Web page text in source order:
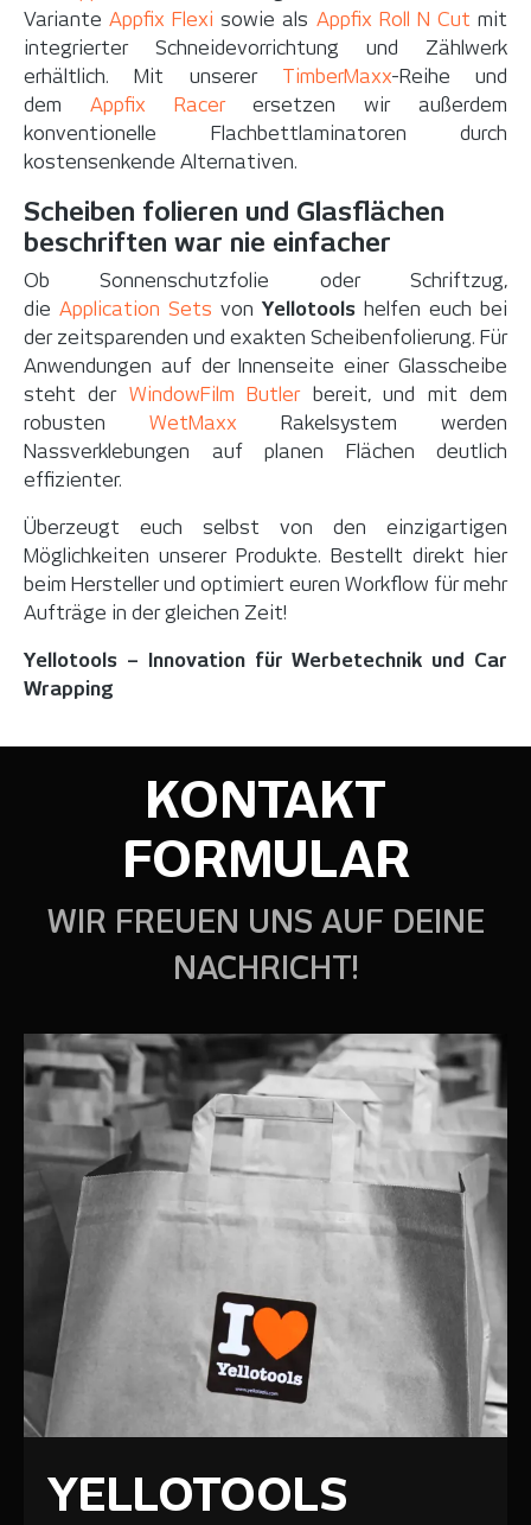
VarianteAppfix Flexi sowie als Appfix Roll N Cut mit
integrierter Schneidevorrichtung und Zählwerk
erhältlich. Mit unserer TimberMaxx-Reihe und
dem Appfix Racerersetzen wir außerdem
konventionelle Flachbettlaminatoren durch
kostensenkende Alternativen.
Scheiben folieren und Glasflächen
beschriften war nie einfacher
Ob Sonnenschutzfolie oder Schriftzug,
die Application Sets von Yellotools helfen euch bei
der zeitsparenden und exakten Scheibenfolierung. Für
Anwendungen auf der Innenseite einer Glasscheibe
steht der WindowFilm Butlerbereit, und mit dem
robusten WetMaxx Rakelsystem werden
Nassverklebungen auf planen Flächen deutlich
effizienter.
Überzeugt euch selbst von den einzigartigen
Möglichkeiten unserer Produkte. Bestellt direkt hier
beim Hersteller und optimiert euren Workflow für mehr
Aufträge in der gleichen Zeit!
Yellotools – Innovation für Werbetechnik und Car
Wrapping
KONTAKT
FORMULAR
WIR FREUEN UNS AUF DEINE
NACHRICHT!
YELLOTOOLS